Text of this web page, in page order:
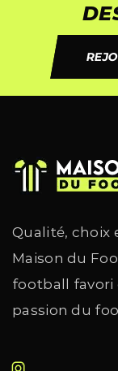
Qualité, choix
Maison du
football favori
passion du